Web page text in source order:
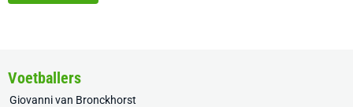
Voetballers
Giovanni van Bronckhorst